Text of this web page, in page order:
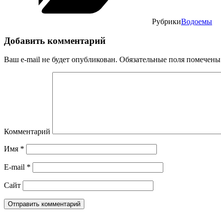
РубрикиВодоемы
Добавить комментарий
Ваш e-mail не будет опубликован. Обязательные поля
Комментарий
Имя *
E-mail *
Сайт